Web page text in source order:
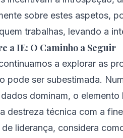
sobre estes aspetos,
trabalhas, levando a
a IE: O Caminho a Seguir
a explorar as
pode ser subestimada.
dominam, o
destreza técnica com a
liderança, considera